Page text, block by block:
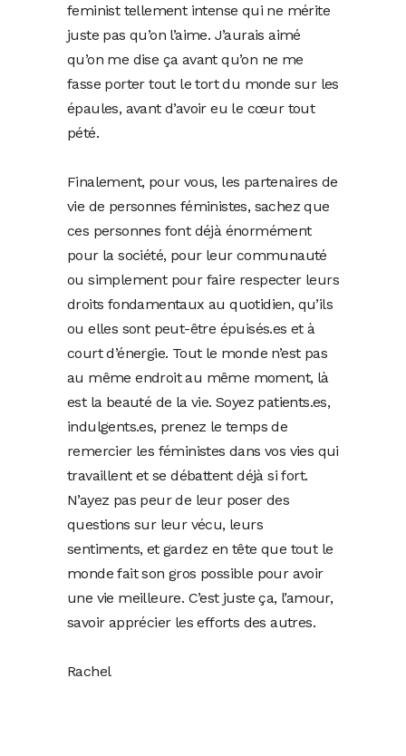
feminist tellement intense qui ne mérite
juste pas qu’on l’aime. J’aurais aimé
qu’on me dise ça avant qu’on ne me
fasse porter tout le tort du monde sur les
épaules, avant d’avoir eu le cœur tout
pété.
Finalement, pour vous, les partenaires de
vie de personnes féministes, sachez que
ces personnes font déjà énormément
pour la société, pour leur communauté
ou simplement pour faire respecter leurs
droits fondamentaux au quotidien, qu’ils
ou elles sont peut-être épuisés.es et à
court d’énergie. Tout le monde n’est pas
au même endroit au même moment, là
est la beauté de la vie. Soyez patients.es,
indulgents.es, prenez le temps de
remercier les féministes dans vos vies qui
travaillent et se débattent déjà si fort.
N’ayez pas peur de leur poser des
questions sur leur vécu, leurs
sentiments, et gardez en tête que tout le
monde fait son gros possible pour avoir
une vie meilleure. C’est juste ça, l’amour,
savoir apprécier les efforts des autres.
Rachel